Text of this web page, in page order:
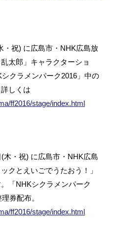
祝) に広島市・NHK広島放
太郎」キャラクターショ
クラメンパーク2016」中の
しくは
ff2016/stage/index.html
・祝) に広島市・NHK広島
クとえいごでうたおう！」
「NHKシクラメンパーク
券配布。
ff2016/stage/index.html